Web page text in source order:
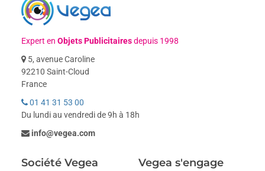
Expert enObjets Publicitairesdepuis 1998
5, avenue Caroline
92210 Saint-Cloud
France
01 41 31 53 00
Du lundi au vendredi de 9h à 18h
info@vegea.com
Société Vegea Vegea s'engage